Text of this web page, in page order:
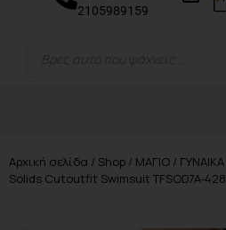
2105989159
Αρχική σελίδα / Shop / ΜΑΓΙΟ / ΓΥΝΑΙΚΑ
Solids Cutoutfit Swimsuit TFSOD7A-428